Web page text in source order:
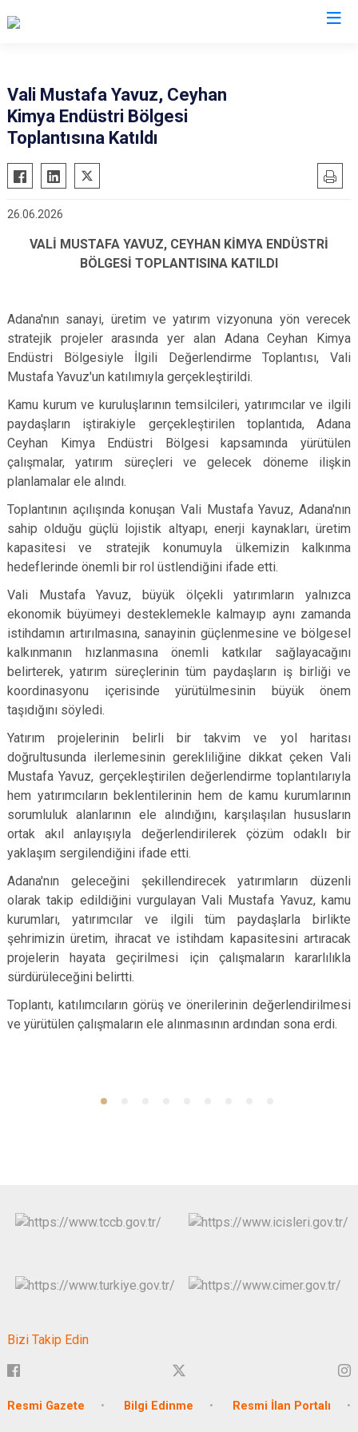
Vali Mustafa Yavuz, Ceyhan
Kimya Endüstri Bölgesi
Toplantısına Katıldı
26.06.2026
VALİ MUSTAFA YAVUZ, CEYHAN KİMYA ENDÜSTRİ
BÖLGESİ TOPLANTISINA KATILDI
Adana'nın sanayi, üretim ve yatırım vizyonuna yön verecek
stratejik projeler arasında yer alan Adana Ceyhan Kimya
Endüstri Bölgesiyle İlgili Değerlendirme Toplantısı, Vali
Mustafa Yavuz'un katılımıyla gerçekleştirildi.
Kamu kurum ve kuruluşlarının temsilcileri, yatırımcılar ve ilgili
paydaşların iştirakiyle gerçekleştirilen toplantıda, Adana
Ceyhan Kimya Endüstri Bölgesi kapsamında yürütülen
çalışmalar, yatırım süreçleri ve gelecek döneme ilişkin
planlamalar ele alındı.
Toplantının açılışında konuşan Vali Mustafa Yavuz, Adana'nın
sahip olduğu güçlü lojistik altyapı, enerji kaynakları, üretim
kapasitesi ve stratejik konumuyla ülkemizin kalkınma
hedeflerinde önemli bir rol üstlendiğini ifade etti.
Vali Mustafa Yavuz, büyük ölçekli yatırımların yalnızca
ekonomik büyümeyi desteklemekle kalmayıp aynı zamanda
istihdamın artırılmasına, sanayinin güçlenmesine ve bölgesel
kalkınmanın hızlanmasına önemli katkılar sağlayacağını
belirterek, yatırım süreçlerinin tüm paydaşların iş birliği ve
koordinasyonu içerisinde yürütülmesinin büyük önem
taşıdığını söyledi.
Yatırım projelerinin belirli bir takvim ve yol haritası
doğrultusunda ilerlemesinin gerekliliğine dikkat çeken Vali
Mustafa Yavuz, gerçekleştirilen değerlendirme toplantılarıyla
hem yatırımcıların beklentilerinin hem de kamu kurumlarının
sorumluluk alanlarının ele alındığını, karşılaşılan hususların
ortak akıl anlayışıyla değerlendirilerek çözüm odaklı bir
yaklaşım sergilendiğini ifade etti.
Adana'nın geleceğini şekillendirecek yatırımların düzenli
olarak takip edildiğini vurgulayan Vali Mustafa Yavuz, kamu
kurumları, yatırımcılar ve ilgili tüm paydaşlarla birlikte
şehrimizin üretim, ihracat ve istihdam kapasitesini artıracak
projelerin hayata geçirilmesi için çalışmaların kararlılıkla
sürdürüleceğini belirtti.
Toplantı, katılımcıların görüş ve önerilerinin değerlendirilmesi
ve yürütülen çalışmaların ele alınmasının ardından sona erdi.
Bizi Takip Edin
Resmi Gazete Bilgi Edinme Resmi İlan Portalı